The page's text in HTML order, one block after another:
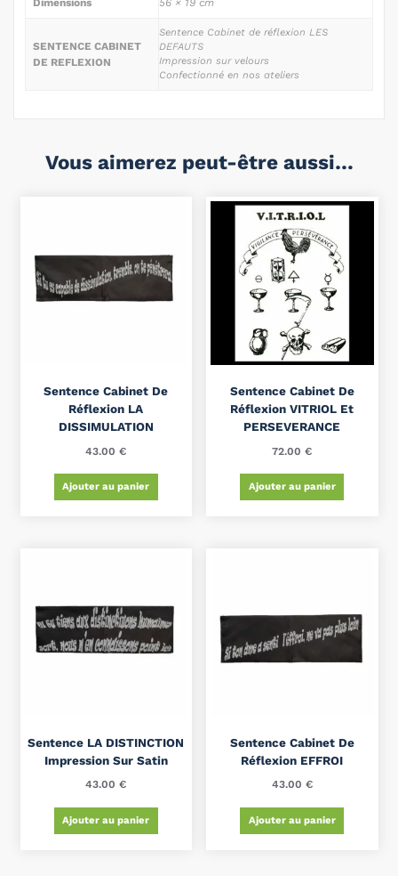
Dimensions 56 × 19 cm
SENTENCE CABINET
DE REFLEXION
Sentence Cabinet de réflexion LES
DEFAUTS
Impression sur velours
Confectionné en nos ateliers
Vous aimerez peut-être aussi…
Sentence Cabinet De
Réflexion LA
DISSIMULATION
43.00€
Ajouter au panier
Sentence Cabinet De
Réflexion VITRIOL Et
PERSEVERANCE
72.00€
Ajouter au panier
Sentence LA DISTINCTION
Impression Sur Satin
43.00€
Ajouter au panier
Sentence Cabinet De
Réflexion EFFROI
43.00 €
Ajouter au panier